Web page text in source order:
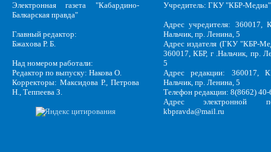
Электронная газета "Кабардино-
Балкарская правда"
Главный редактор:
Бжахова Р. Б.
Над номером работали:
Редактор по выпуску: Накова О.
Корректоры: Максидова Р., Петрова
Н., Теппеева З.
Учредитель: ГКУ "КБР-Медиа"
Адрес учредителя: 360017,
Нальчик, пр. Ленина, 5
Адрес издателя (ГКУ "КБР-
360017, КБР, г .Нальчик, пр.
5
Адрес редакции: 360017,
Нальчик, пр. Ленина, 5
Телефон редакции: 8(8662)
Адрес электронной
kbpravda@mail.ru